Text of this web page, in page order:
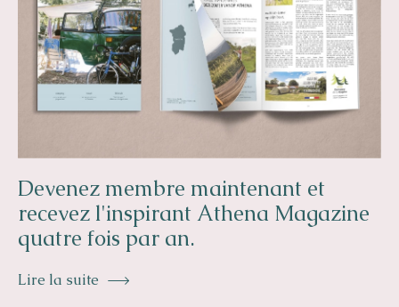
Devenez membre maintenant et
recevez l'inspirant Athena Magazine
quatre fois par an.
Lire la suite